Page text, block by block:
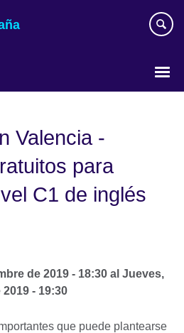
Valencia -
para
C1 de inglés
de 2019 - 18:30 alJueves,
- 19:30
que puede plantearse